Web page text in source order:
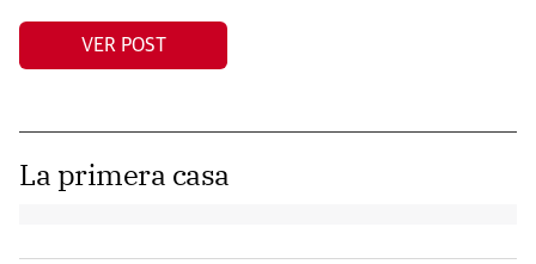
VER POST
La primera casa